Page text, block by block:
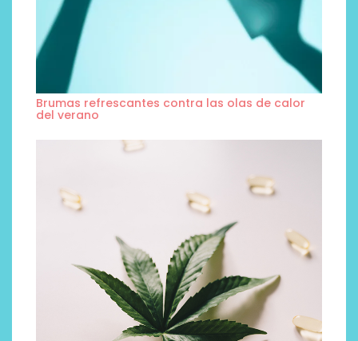
Brumas refrescantes contra las olas de calor
del verano